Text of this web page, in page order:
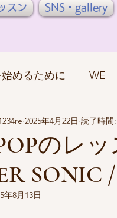
スン SNS・gallery
めるために WE
のレ
SONIC
2025年4月22日 読了時間
年8月13日